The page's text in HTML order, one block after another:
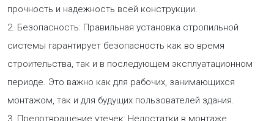
прочность и надежность всей конструкции.
2. Безопасность: Правильная установка стропильной
системы гарантирует безопасность как во время
строительства, так и в последующем эксплуатационном
периоде. Это важно как для рабочих, занимающихся
монтажом, так и для будущих пользователей здания.
3. Предотвращение утечек: Недостатки в монтаже